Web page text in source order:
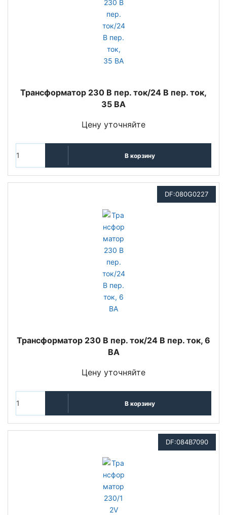
Трансформатор 230 В пер. ток/24 В пер. ток,
35 ВА
Цену уточняйте
В корзину
DF:080G0227
Трансформатор 230 В пер. ток/24 В пер. ток, 6
ВА
Цену уточняйте
В корзину
DF:084B7090